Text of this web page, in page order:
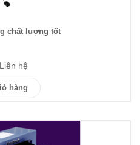
chất lượng tốt
hệ
hàng